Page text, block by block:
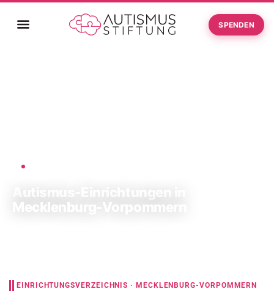
SPENDEN
Autismus-Einrichtungen in
Mecklenburg-Vorpommern
EINRICHTUNGSVERZEICHNIS · MECKLENBURG-VORPOMMERN